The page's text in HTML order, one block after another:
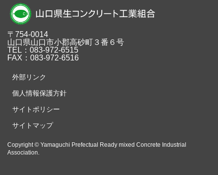
〒754-0014
山口県山口市小郡高砂町３番６号
TEL：083-972-6515
FAX：083-972-6516
外部リンク
個人情報保護方針
サイトポリシー
サイトマップ
Copyright © Yamaguchi Prefectual Ready mixed Concrete Industrial
Association.